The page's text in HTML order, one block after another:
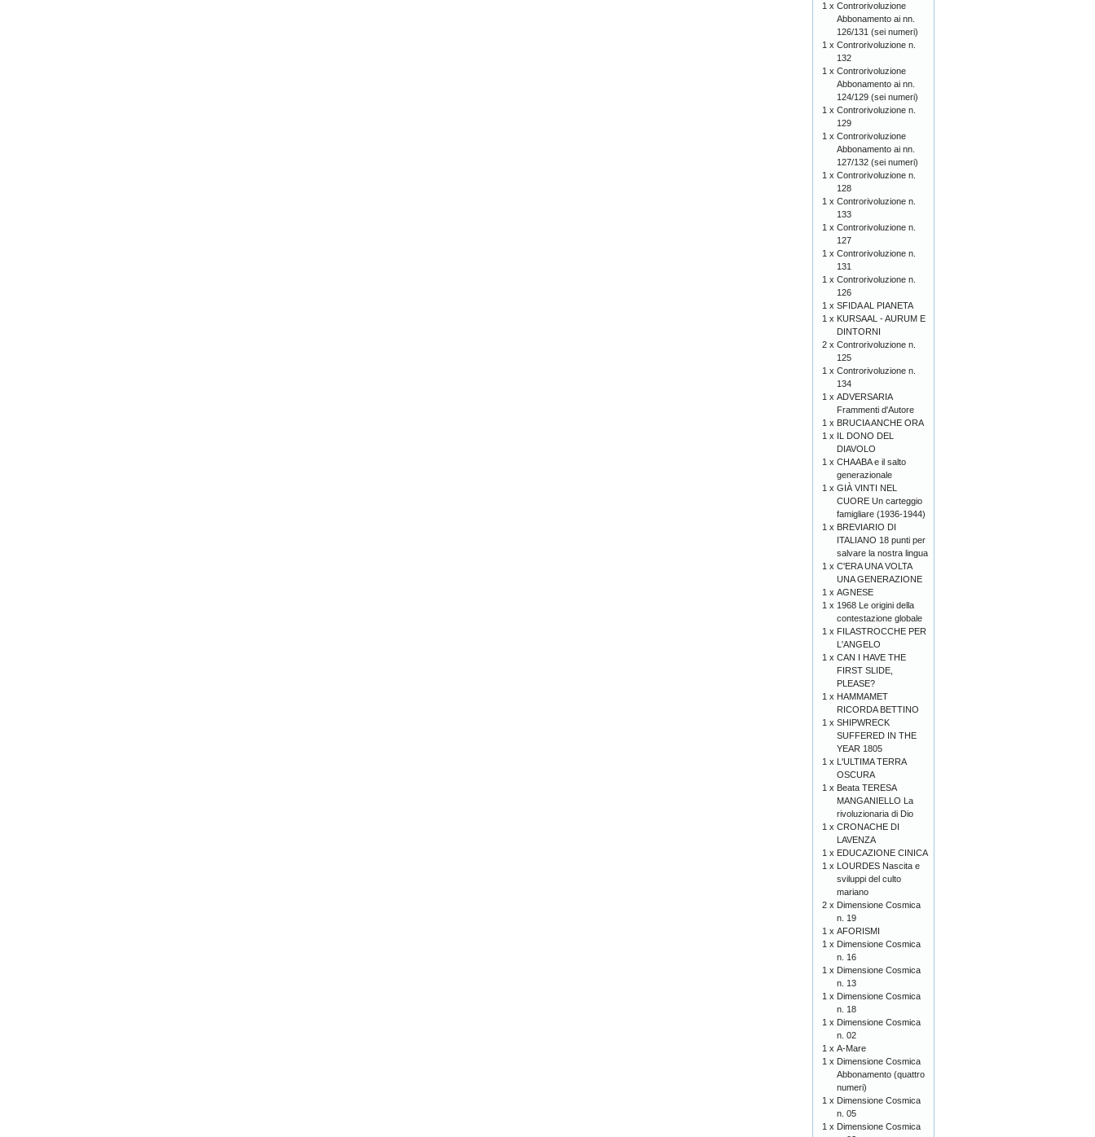
1 x Controrivoluzione
Abbonamento ai nn.
126/131 (sei numeri)
1 x Controrivoluzione n.
132
1 x Controrivoluzione
Abbonamento ai nn.
124/129 (sei numeri)
1 x Controrivoluzione n.
129
1 x Controrivoluzione
Abbonamento ai nn.
127/132 (sei numeri)
1 x Controrivoluzione n.
128
1 x Controrivoluzione n.
133
1 x Controrivoluzione n.
127
1 x Controrivoluzione n.
131
1 x Controrivoluzione n.
126
1 x SFIDA AL PIANETA
1 x KURSAAL - AURUM E
DINTORNI
2 x Controrivoluzione n.
125
1 x Controrivoluzione n.
134
1 x ADVERSARIA
Frammenti d'Autore
1 x BRUCIA ANCHE ORA
1 x IL DONO DEL
DIAVOLO
1 x CHAABA e il salto
generazionale
1 x GIÀ VINTI NEL
CUORE Un carteggio
famigliare (1936-1944)
1 x BREVIARIO DI
ITALIANO 18 punti per
salvare la nostra lingua
1 x C'ERA UNA VOLTA
UNA GENERAZIONE
1 x AGNESE
1 x 1968 Le origini della
contestazione globale
1 x FILASTROCCHE PER
L'ANGELO
1 x CAN I HAVE THE
FIRST SLIDE,
PLEASE?
1 x HAMMAMET
RICORDA BETTINO
1 x SHIPWRECK
SUFFERED IN THE
YEAR 1805
1 x L'ULTIMA TERRA
OSCURA
1 x Beata TERESA
MANGANIELLO La
rivoluzionaria di Dio
1 x CRONACHE DI
LAVENZA
1 x EDUCAZIONE CINICA
1 x LOURDES Nascita e
sviluppi del culto
mariano
2 x Dimensione Cosmica
n. 19
1 x AFORISMI
1 x Dimensione Cosmica
n. 16
1 x Dimensione Cosmica
n. 13
1 x Dimensione Cosmica
n. 18
1 x Dimensione Cosmica
n. 02
1 x A-Mare
1 x Dimensione Cosmica
Abbonamento (quattro
numeri)
1 x Dimensione Cosmica
n. 05
1 x Dimensione Cosmica